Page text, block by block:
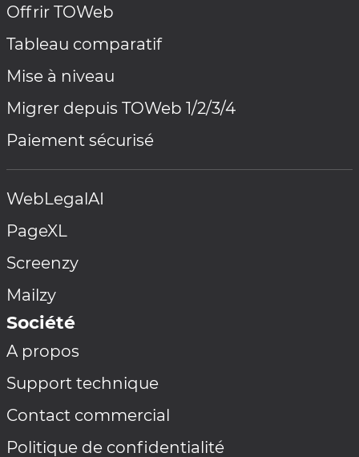
Offrir TOWeb
Tableau comparatif
Mise à niveau
Migrer depuis TOWeb 1/2/3/4
Paiement sécurisé
WebLegalAI
PageXL
Screenzy
Mailzy
Société
A propos
Support technique
Contact commercial
Politique de confidentialité